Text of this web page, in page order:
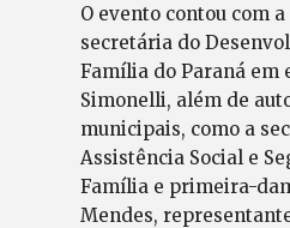
O evento contou com
secretária do
Família do Paraná em
Simonelli, além de
municipais, como a
Assistência Social e
Família e primeira-
Mendes,